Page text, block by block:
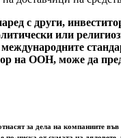
с други,
или
на ООН, може да
за дела на компаниите